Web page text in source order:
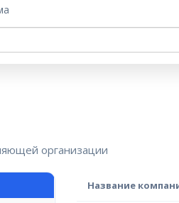
организации
Название